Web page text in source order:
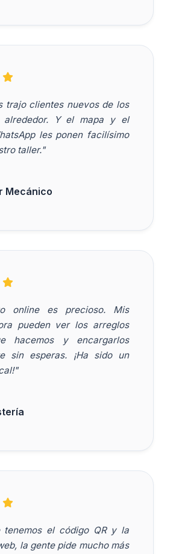
trajo clientes nuevos de los
alrededor. Y el mapa y el
les ponen facilísimo
taller."
Mecánico
online es precioso. Mis
pueden ver los arreglos
hacemos y encargarlos
sin esperas. ¡Ha sido un
tenemos el código QR y la
la gente pide mucho más